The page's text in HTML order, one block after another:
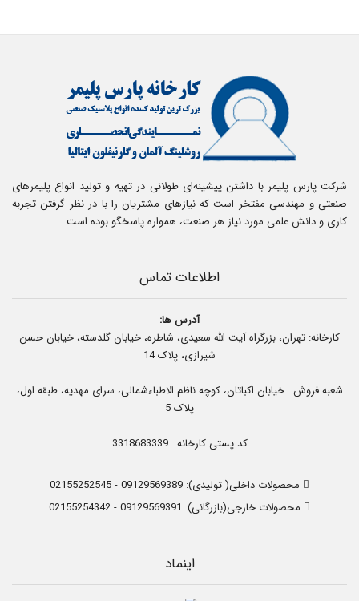
شرکت پارس پلیمر با داشتن پیشینه‌ای طولانی در تهیه و تولید انواع پلیمرهای
صنعتی و مهندسی مفتخر است که نیازهای مشتریان را با در نظر گرفتن تجربه
کاری و دانش علمی مورد نیاز هر صنعت، همواره پاسخگو بوده است .
اطلاعات تماس
آدرس ها:
کارخانه: تهران، بزرگراه آیت الله سعیدی، شاطره، خیابان گلدسته، خیابان حسن
شیرازی، پلاک 14
شعبه فروش : خیابان اکباتان، کوچه ناظم الاطباءشمالی، سرای مهدیه، طبقه اول،
پلاک 5
کد پستی کارخانه : 3318683339
محصولات داخلی( تولیدی): 09129569389
-
02155252545
محصولات خارجی(بازرگانی): 09129569391
-
02155254342
اینماد